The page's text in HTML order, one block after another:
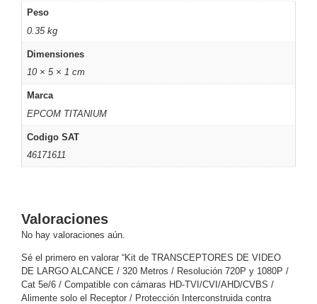
ApoyoPantallas
/
Protección
Contra
Descargas
CoaxialCorriente
Servidores
/
Almacenamiento
AccesoriosAlmacenamiento
NAS /
SAN /
Peso
0.35 kg
Dimensiones
10 × 5 × 1 cm
Marca
EPCOM TITANIUM
Codigo SAT
46171611
Valoraciones
No hay valoraciones aún.
Sé el primero en valorar “Kit de TRANSCEPTORES DE VIDEO
DE LARGO ALCANCE / 320 Metros / Resolución 720P y 1080P /
Cat 5e/6 / Compatible con cámaras HD-TVI/CVI/AHD/CVBS /
Alimente solo el Receptor / Protección Interconstruida contra